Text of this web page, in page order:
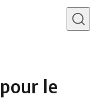
le